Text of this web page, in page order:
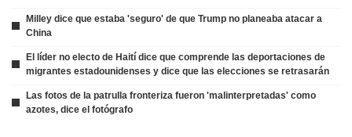
Milley dice que estaba 'seguro' de que Trump no planeaba atacar a
China
El líder no electo de Haití dice que comprende las deportaciones de
migrantes estadounidenses y dice que las elecciones se retrasarán
Las fotos de la patrulla fronteriza fueron 'malinterpretadas' como
azotes, dice el fotógrafo